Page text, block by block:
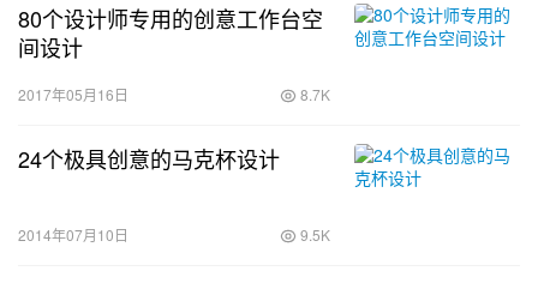
80个设计师专用的创意工作台空
间设计
2017年05月16日 8.7K
24个极具创意的马克杯设计
2014年07月10日 9.5K